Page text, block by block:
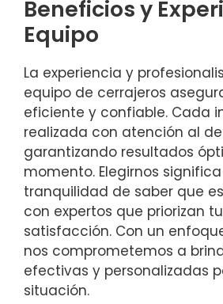
Beneficios y
Equipo
La experiencia y
equipo de cerrajeros
eficiente y confiable. Cada
realizada con atención al
garantizando resultados
momento. Elegirnos
tranquilidad de saber que
con expertos que priorizan
satisfacción. Con un
nos comprometemos a
efectivas y personalizadas
situación.